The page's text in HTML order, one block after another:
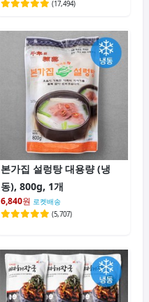
(17,494)
본가집 설렁탕 대용량 (냉
동), 800g, 1개
6,840원 로켓배송
(5,707)